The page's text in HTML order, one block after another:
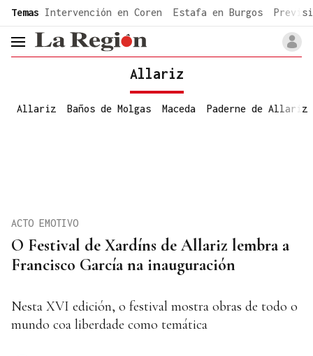
common.go-to-content
Temas Intervención en Coren Estafa en Burgos
header.menu.open
Allariz
Allariz Baños de Molgas Maceda Paderne de Allariz
O Festival de Xardíns de Allariz lembra a
Francisco García na inauguración
ACTO EMOTIVO
Nesta XVI edición, o festival mostra obras de todo o
mundo coa liberdade como temática